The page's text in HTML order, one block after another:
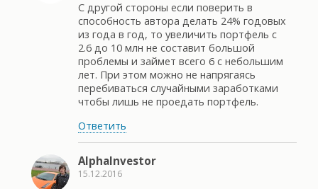
С другой стороны если поверить в
способность автора делать 24% годовых
из года в год, то увеличить портфель с
2.6 до 10 млн не составит большой
проблемы и займет всего 6 с небольшим
лет. При этом можно не напрягаясь
перебиваться случайными заработками
чтобы лишь не проедать портфель.
Ответить
AlphaInvestor
15.12.2016